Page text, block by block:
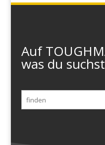
Auf
was du
Suchen
nach: